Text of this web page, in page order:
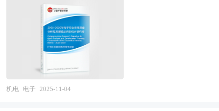
状、如何面对行业的发展挑战、行业的发展建议、
行业竞争力，以及行业的投资分析和趋势预测等
等。报告还综合了节水灌溉设备行业的整体发展动
态，对行业在产品方面提供了参考建议和具体解决
办法。报告对于节水灌溉设备产品生产企业、经销
商、行业管理部门以及拟进入该行业的投资者具有
局，但区域间盲目跟风投资、重复建设成熟产能，
而先进制程与特色工艺布局不足的结构性矛盾依然
突出。 未来五年，政府战略管理将从"输血式补
贴"向"造血式赋能"系统性转变，区域发展战略将
深度体现"因地制宜、错位协同、应用牵引"的融合
逻辑。政策工具层面，财政支持重心从产能建设向
上游材料装备攻关、EDA工具研发与先进封装能力
越广泛，市场规模持续扩大。预计未来几年，全球
电子市场规模将继续保持增长态势。 电子研究报
告对行业研究的内容和方法进行全面的阐述和论
证，对研究过程中所获取的资料进行全面系统的整
理和分析，通过图表、统计结果及文献资料，或以
纵向的发展过程，或横向类别分析提出论点、分析
机电 电子 2025-11-04